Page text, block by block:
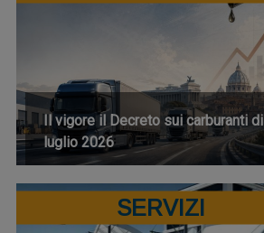
Il vigore il Decreto sui carburanti di
luglio 2026
SERVIZI